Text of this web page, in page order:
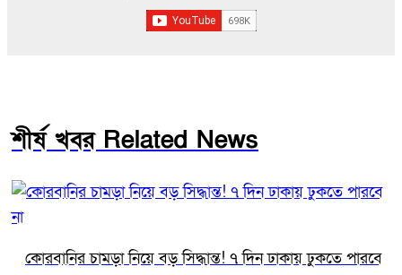
শীর্ষ খবর Related News
কোরবানির চামড়া নিয়ে বড় সিদ্ধান্ত! ৭ দিন ঢাকায় ঢুকতে পারবে